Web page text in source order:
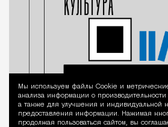
Мы используем файлы Сookie и
анализа информации о производительности
а также для улучшения и индивидуальной
предоставления информации. Нажимая
продолжая пользоваться сайтом, вы